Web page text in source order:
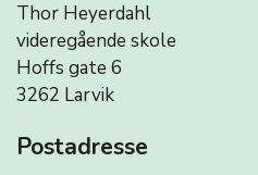
Thor Heyerdahl
videregående skole
Hoffs gate 6
3262 Larvik
Postadresse